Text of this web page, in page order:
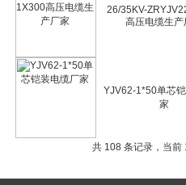
26/35KV-
高压电缆生产
YJV62-1*50单芯
家
共 108 条记录，当